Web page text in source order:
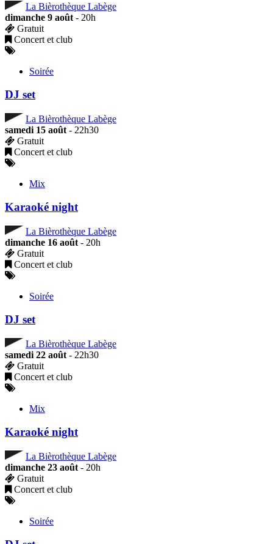
La Bièrothèque Labège
dimanche 9 août - 20h
Gratuit
Concert et club
Soirée
DJ set
La Bièrothèque Labège
samedi 15 août - 22h30
Gratuit
Concert et club
Mix
Karaoké night
La Bièrothèque Labège
dimanche 16 août - 20h
Gratuit
Concert et club
Soirée
DJ set
La Bièrothèque Labège
samedi 22 août - 22h30
Gratuit
Concert et club
Mix
Karaoké night
La Bièrothèque Labège
dimanche 23 août - 20h
Gratuit
Concert et club
Soirée